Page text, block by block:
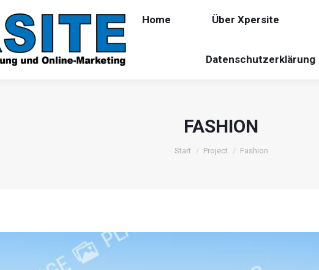
Home Über Xpersite
Datenschutzerklärung
FASHION
Sie befinden sich hier:
Start Project Fashion